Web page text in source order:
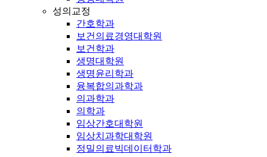
성의교정
간호학과
보건의료경영대학원
보건학과
생명대학원
생명윤리학과
융복합의과학과
의과학과
의학과
임상간호대학원
임상치과학대학원
정밀의료빅데이터학과